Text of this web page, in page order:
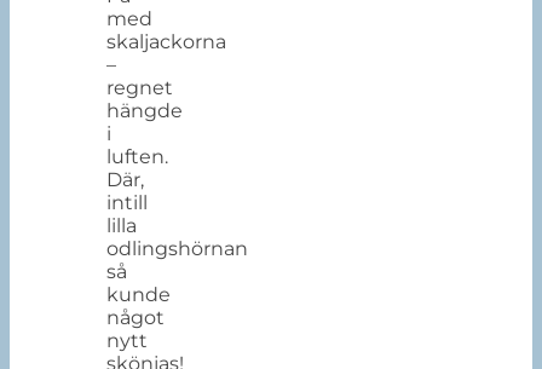
med
skaljackorna
–
regnet
hängde
i
luften.
Där,
intill
lilla
odlingshörnan
så
kunde
något
nytt
skönjas!